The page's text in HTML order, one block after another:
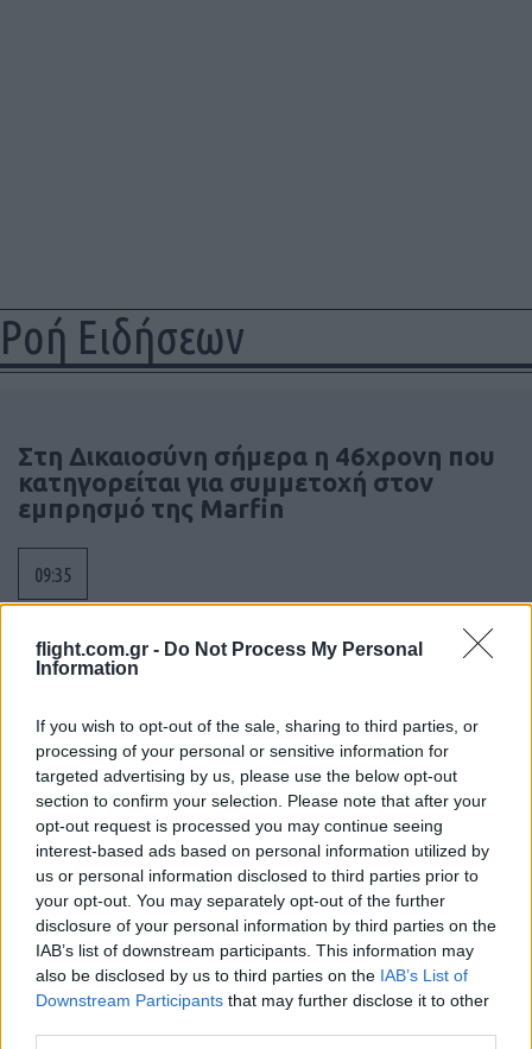
flight.com.gr - Do Not Process My Personal
Information
If you wish to opt-out of the sale, sharing to third parties, or
processing of your personal or sensitive information for
targeted advertising by us, please use the below opt-out
section to confirm your selection. Please note that after your
opt-out request is processed you may continue seeing
interest-based ads based on personal information utilized by
us or personal information disclosed to third parties prior to
your opt-out. You may separately opt-out of the further
disclosure of your personal information by third parties on the
IAB’s list of downstream participants. This information may
also be disclosed by us to third parties on the IAB’s List of
Downstream Participants that may further disclose it to other
Ροή Ειδήσεων
Στη Δικαιοσύνη σήμερα η 46χρονη που
κατηγορείται για συμμετοχή στον
εμπρησμό της Marfin
09:35
Ένοπλη επίθεση σε σχολείο στην
τραυματίες
09:14
Αγοράζουμε όπλα, όχι όμως εθνική
αυτονομία
08:32